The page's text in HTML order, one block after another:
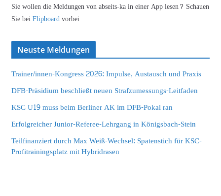
Sie wollen die Meldungen von abseits-ka in einer App lesen? Schauen
Sie beiFlipboardvorbei
Neuste Meldungen
Trainer/innen-Kongress 2026: Impulse, Austausch und Praxis
DFB-Präsidium beschließt neuen Strafzumessungs-Leitfaden
KSC U19 muss beim Berliner AK im DFB-Pokal ran
Erfolgreicher Junior-Referee-Lehrgang in Königsbach-Stein
Teilfinanziert durch Max Weiß-Wechsel: Spatenstich für KSC-
Profitrainingsplatz mit Hybridrasen